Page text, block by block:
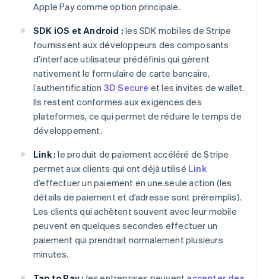
Apple Pay comme option principale.
SDK iOS et Android : les SDK mobiles de Stripe
fournissent aux développeurs des composants
d’interface utilisateur prédéfinis qui gèrent
nativement le formulaire de carte bancaire,
l’authentification 3D Secure et les invites de wallet.
Ils restent conformes aux exigences des
plateformes, ce qui permet de réduire le temps de
développement.
Link : le produit de paiement accéléré de Stripe
permet aux clients qui ont déjà utilisé Link
d’effectuer un paiement en une seule action (les
détails de paiement et d’adresse sont préremplis).
Les clients qui achètent souvent avec leur mobile
peuvent en quelques secondes effectuer un
paiement qui prendrait normalement plusieurs
minutes.